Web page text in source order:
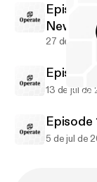
Episode
New
27 de jul de
13 de jul de
Episode
5 de jul de